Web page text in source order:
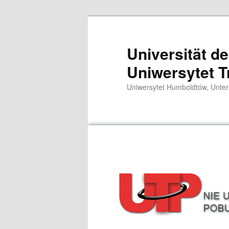
Universität
Uniwersytet
Uniwersytet Humboldtów,